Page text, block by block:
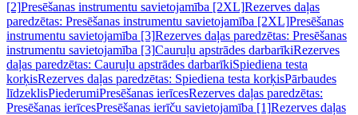
[2]Presēšanas instrumentu savietojamība [2XL]Rezerves daļas
paredzētas: Presēšanas instrumentu savietojamība [2XL]Presēšanas
instrumentu savietojamība [3]Rezerves daļas paredzētas: Presēšanas
instrumentu savietojamība [3]Cauruļu apstrādes darbarīkiRezerves
daļas paredzētas: Cauruļu apstrādes darbarīkiSpiediena testa
korķisRezerves daļas paredzētas: Spiediena testa korķisPārbaudes
līdzeklisPiederumiPresēšanas ierīcesRezerves daļas paredzētas:
Presēšanas ierīcesPresēšanas ierīču savietojamība [1]Rezerves daļas